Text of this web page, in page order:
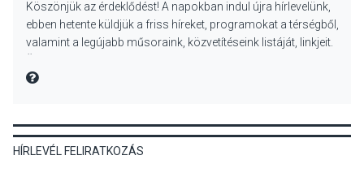
Mordái folk-rock koncert
lesz a pilismaróti Duna-
KULTÚRA 2026 AUG 05
Különleges nyári élményt
Köszönjük az érdeklődést! A napokban indul újra hírlevelünk,
ebben hetente küldjük a friss híreket, programokat a térségből,
valamint a legújabb műsoraink, közvetítéseink listáját, linkjeit.
MIRE MONDTA
HÍRLEVÉL FELIRATKOZÁS